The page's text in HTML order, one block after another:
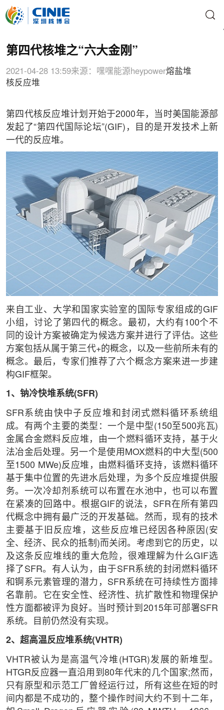
第四代核堆之“六大金刚”
2021-04-28 13:59来源：嘿嘿能源heypower熔盐堆
核反应堆
第四代核反应堆计划开始于2000年，当时美国能源部
发起了“第四代国际论坛”(GIF)，目的是开发技术上新
一代的反应堆。
来自工业、大学和国家实验室的国际专家组成的GIF
小组，讨论了第四代的概念。最初，大约有100个不
同的设计方案被确定为候选方案并进行了评估。这些
方案包括从属于第三代+的概念，以及一些前所未有的
概念。最后，专家们推荐了六个概念方案来进一步建
构GIF框架。
1、钠冷快堆系统(SFR)
SFR系统由快中子反应堆和封闭式燃料循环系统组
成。有两个主要的类型：一个是中型(150至500兆瓦)
金属合金燃料反应堆，由一个燃料循环支持，基于火
法冶金后处理。另一个是使用MOX燃料的中大型(500
至1500 MWe)反应堆，由燃料循环支持，该燃料循环
基于集中位置的先进水后处理，为多个反应堆提供服
务。一次冷却剂系统可以布置在水池中，也可以布置
在紧凑的回路中。根据GIF的说法，SFR在所有第四
代概念中拥有最广泛的开发基础。然而，现有的技术
主要基于旧反应堆，这些反应堆已经因各种原因(安
全、经济、民众的抵制)而关闭。考虑到它的历史，以
及这条反应堆线的重大危险，很难理解为什么GIF选
择了SFR。有人认为，由于SFR系统的封闭燃料循环
和锕系元素管理的潜力，SFR系统在可持续性方面排
名靠前。它在安全性、经济性、抗扩散性和物理保护
性方面都被评为良好。当时预计到2015年可部署SFR
系统。目前仍然没有实现。
2、超高温反应堆系统(VHTR)
VHTR被认为是高温气冷堆(HTGR)发展的新堆型。
HTGR反应器一直沿用到80年代末的几个国家;然而，
只有原型和示范工厂曾经运行过，所有这些在短的时
间内都是不成功的，整个操作时间大约不到十二年，